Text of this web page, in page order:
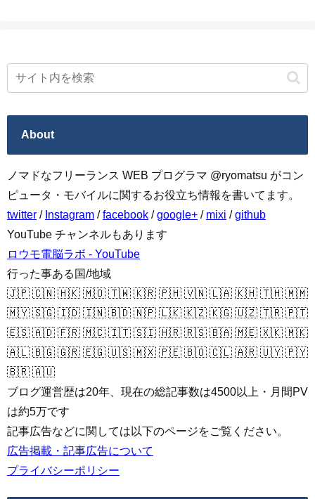
About
ノマドなフリーランス WEB プログラマ @ryomatsu がコン
ピュータ・モバイルに関するお役立ち情報を書いてます。
twitter / Instagram /facebook /google+ / mixi /github
YouTube チャンネルもあります
ロウモ電脳ラボ - YouTube
行った事ある国/地域
🇯🇵 🇨🇳 🇭🇰 🇲🇴 🇹🇼 🇰🇷 🇵🇭 🇻🇳 🇱🇦 🇰🇭 🇹🇭 🇲🇲
🇲🇾 🇸🇬 🇮🇩 🇮🇳 🇧🇩 🇳🇵 🇱🇰 🇰🇿 🇰🇬 🇺🇿 🇹🇷 🇵🇹
🇪🇸 🇦🇩 🇫🇷 🇲🇨 🇮🇹 🇸🇮 🇭🇷 🇷🇸 🇧🇦 🇲🇪 🇽🇰 🇲🇰
🇦🇱 🇧🇬 🇬🇷 🇪🇬 🇺🇸 🇲🇽 🇵🇪 🇧🇴 🇨🇱 🇦🇷 🇺🇾 🇵🇾
🇧🇷 🇦🇺
ブログ運営歴は20年、現在の総記事数は4500以上・月間PV
は約5万です
記事広告などに関しては以下のページをご覧ください。
広告掲載・記事広告について
プライバシーポリシー